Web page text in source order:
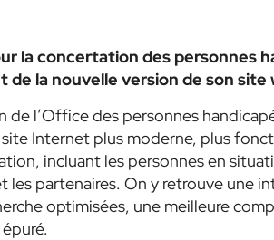
la concertation des personnes
de la nouvelle version de son
de l’Office des personnes
Internet plus moderne, plus
incluant les personnes en
les partenaires. On y retrouve une
optimisées, une meilleure